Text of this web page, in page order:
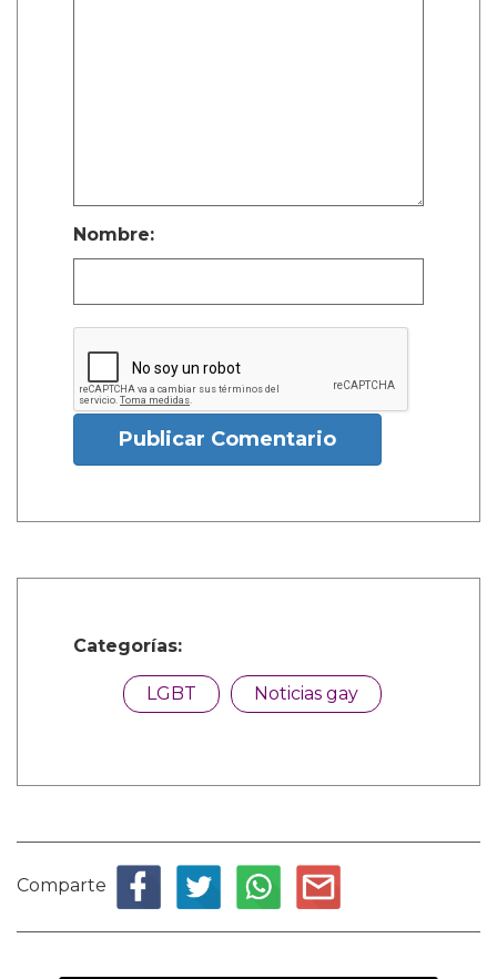
Nombre:
Publicar Comentario
Categorías:
LGBT Noticias gay
Comparte